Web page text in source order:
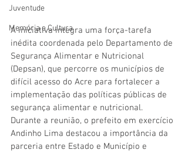
Juventude
Memória e Cultura
A iniciativa integra uma força-tarefa
inédita coordenada pelo Departamento de
Segurança Alimentar e Nutricional
(Depsan), que percorre os municípios de
difícil acesso do Acre para fortalecer a
implementação das políticas públicas de
segurança alimentar e nutricional.
Durante a reunião, o prefeito em exercício
Andinho Lima destacou a importância da
parceria entre Estado e Município e